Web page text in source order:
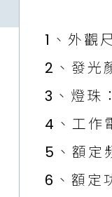
1、外觀
2、發光
3、燈珠
4、工作
5、額定
6、額定